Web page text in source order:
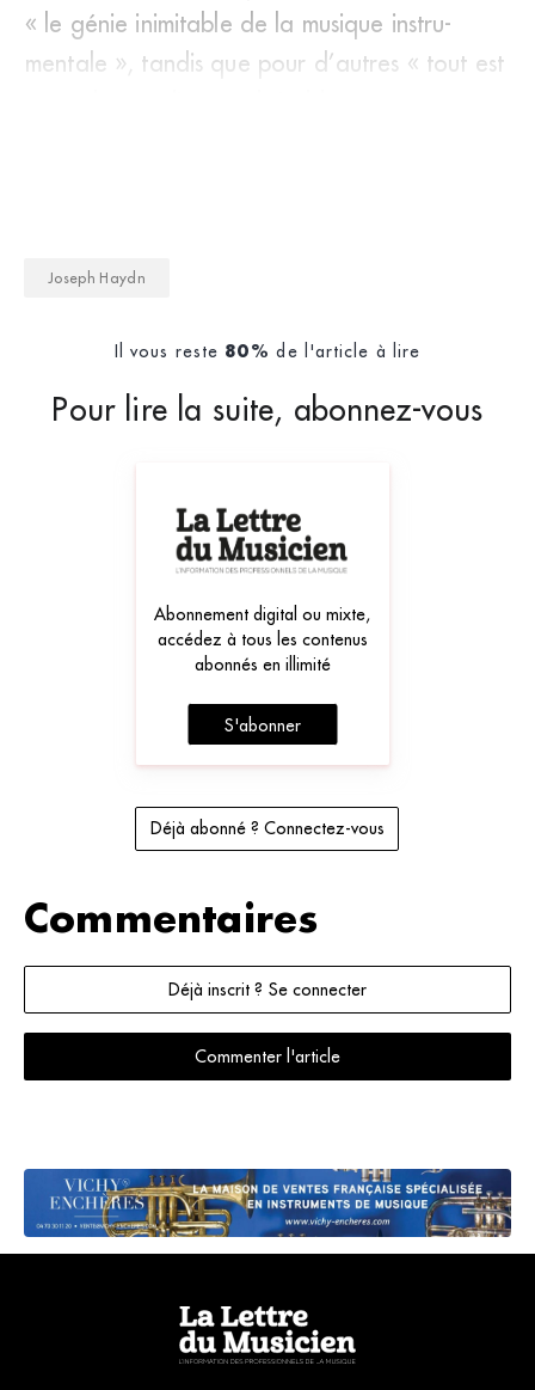
« le génie inimitable de la musique instru­
mentale », tandis que pour d’autres « tout est
Joseph Haydn
Il vous reste 80% de l'article à lire
Pour lire la suite, abonnez-vous
Abonnement digital ou mixte,
accédez à tous les contenus
abonnés en illimité
S'abonner
Déjà abonné ? Connectez-vous
Commentaires
Déjà inscrit ? Se connecter
Commenter l'article